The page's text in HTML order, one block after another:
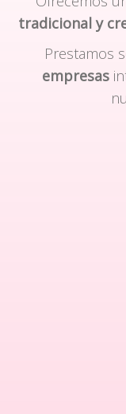
tradicional y
Prestamos
empresas